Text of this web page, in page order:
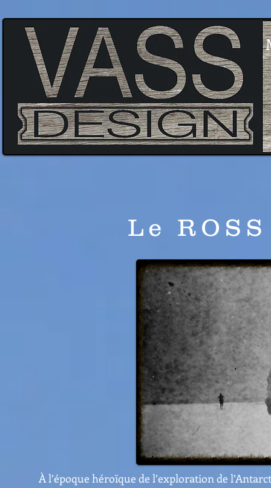
Le
À l’époque héroïque de l’exploration de